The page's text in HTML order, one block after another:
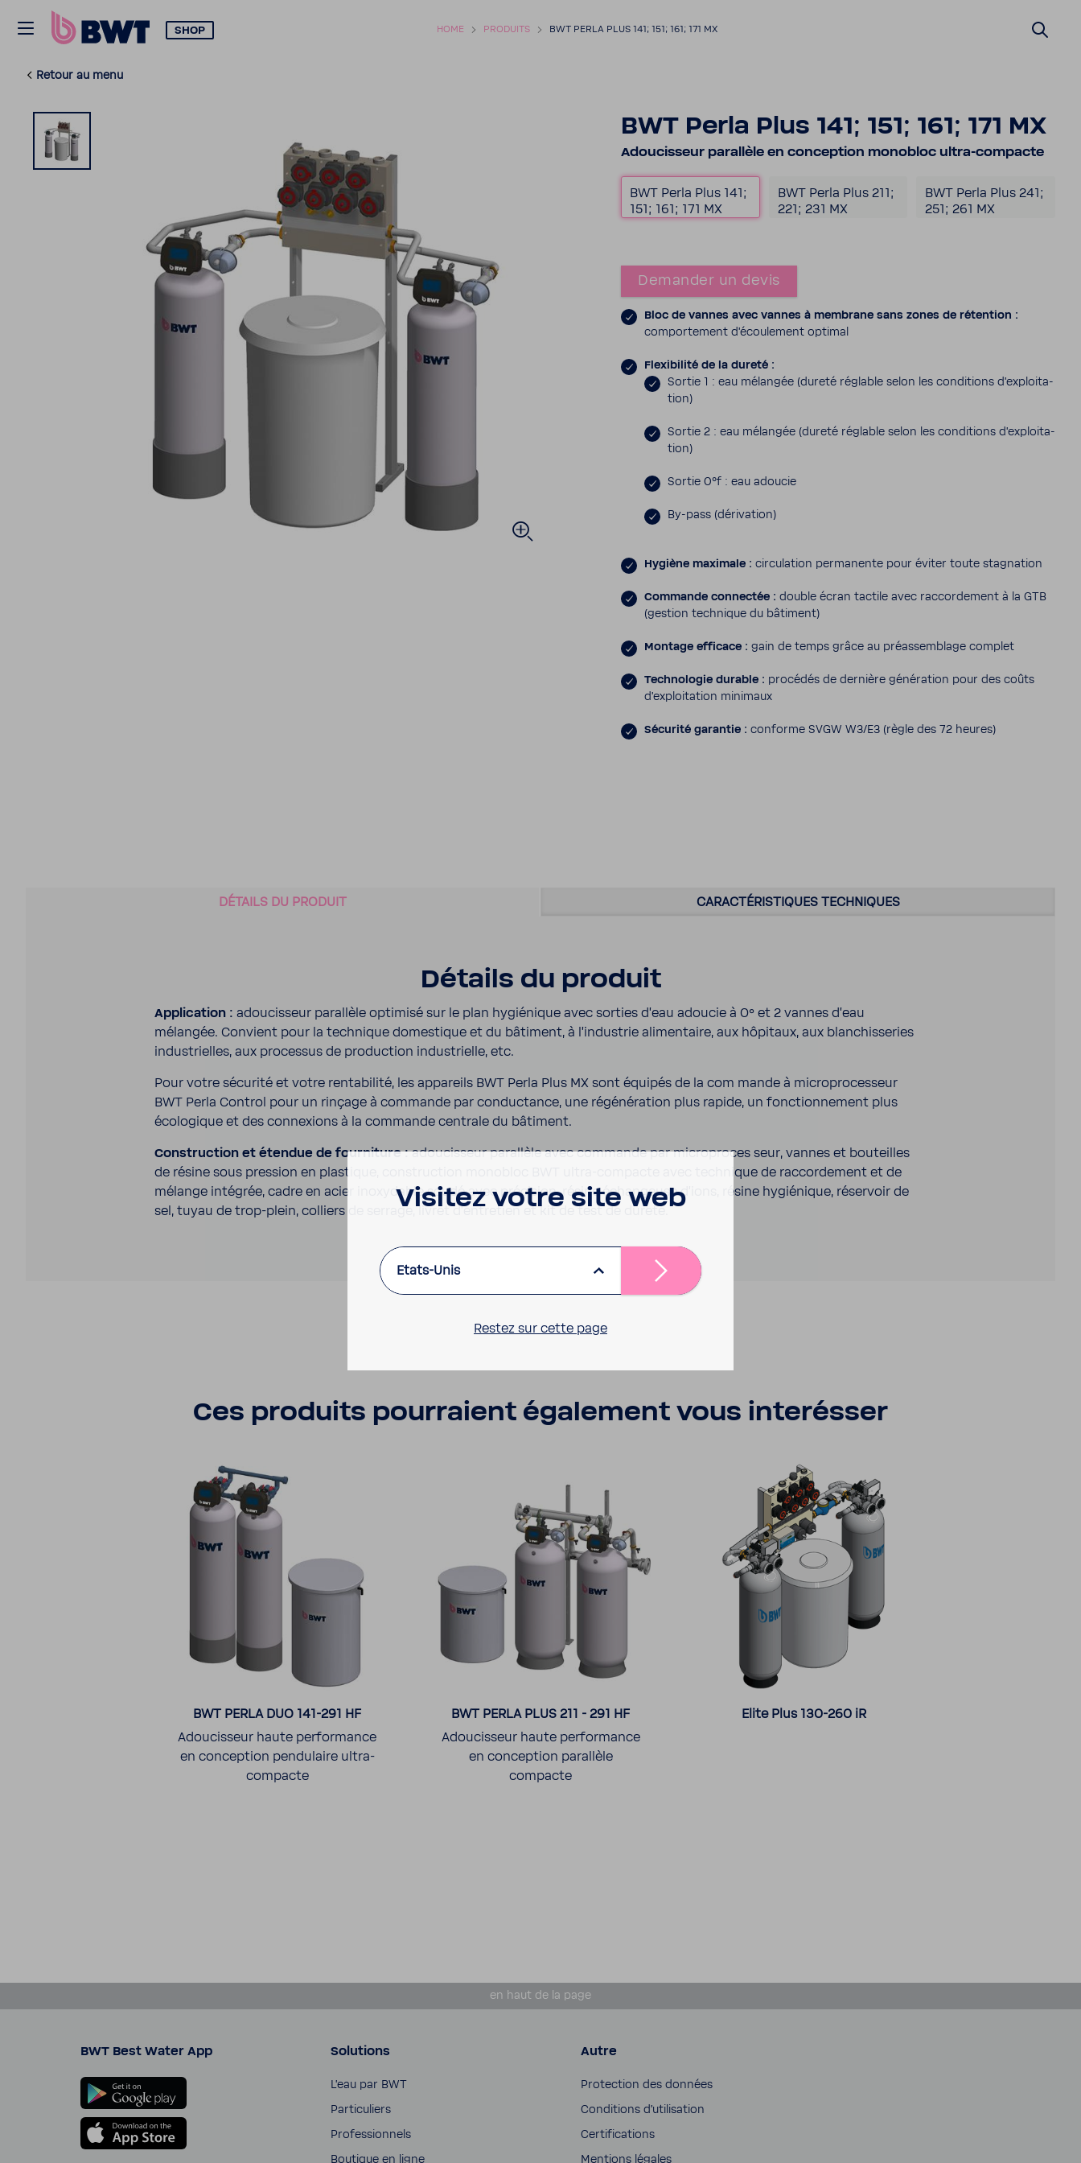
HOME PRODUITS BWT PERLA PLUS 141; 151; 161; 171 MX
SHOP
Retour au menu
BWT Perla Plus 141; 151; 161; 171 MX
Adou­cis­seur paral­lèle en concep­tion mono­bloc ultra-​compacte
BWT Perla Plus 141;
151; 161; 171 MX
BWT Perla Plus 211;
221; 231 MX
BWT Perla Plus 241;
251; 261 MX
Demander un devis
Bloc de vannes avec vannes à membrane sans zones de réten­tion :
compor­te­ment d’écou­le­ment optimal
Flexi­bi­lité de la dureté :
Sortie 1 : eau mélangée (dureté réglable selon les condi­tions d’ex­ploi­ta­
tion)
Sortie 2 : eau mélangée (dureté réglable selon les condi­tions d’ex­ploi­ta­
tion)
Sortie 0°f : eau adoucie
By-​pass (déri­va­tion)
Hygiène maxi­male : circu­la­tion perma­nente pour éviter toute stag­na­tion
Commande connectée : double écran tactile avec raccor­de­ment à la GTB
(gestion tech­nique du bâti­ment)
Montage effi­cace : gain de temps grâce au préas­sem­blage complet
Tech­no­logie durable : procédés de dernière géné­ra­tion pour des coûts
d’ex­ploi­ta­tion mini­maux
Sécu­rité garantie : conforme SVGW W3/E3 (règle des 72 heures)
DÉTAILS DU PRODUIT CARAC­TÉ­RIS­TIQUES TECH­NIQUES
Détails du produit
Appli­ca­tion : adou­cis­seur paral­lèle opti­misé sur le plan hygié­nique avec sorties d'eau adoucie à 0° et 2 vannes d'eau
mélangée. Convient pour la tech­nique domes­tique et du bâti­ment, à l'in­dus­trie alimen­taire, aux hôpi­taux, aux blan­chis­se­ries
indus­trielles, aux processus de produc­tion indus­trielle, etc.
Pour votre sécu­rité et votre renta­bi­lité, les appa­reils BWT Perla Plus MX sont équipés de la com mande à micro­pro­ces­seur
BWT Perla Control pour un rinçage à commande par conduc­tance, une régé­né­ra­tion plus rapide, un fonc­tion­ne­ment plus
écolo­gique et des connexions à la commande centrale du bâti­ment.
Construc­tion et étendue de four­ni­ture :adou­cis­seur paral­lèle avec commande par micro­proces seur, vannes et bouteilles
de résine sous pres­sion en plas­tique, construc­tion mono­bloc BWT ultra-​compacte avec tech­nique de raccor­de­ment et de
mélange inté­grée, cadre en acier inoxy­dable soudé avec préci­sion, résine échan­geuse d'ions, résine hygié­nique, réser­voir de
sel, tuyau de trop-​plein, colliers de serrage, livret d'en­tre­tien et kit de test de dureté.
Ces produits pour­raient égale­ment vous inter­ésser
BWT PERLA DUO 141-​291 HF
Adou­cis­seur haute perfor­mance
en concep­tion pendu­laire ultra-​
compacte
BWT PERLA PLUS 211 - 291 HF
Adou­cis­seur haute perfor­mance
en concep­tion paral­lèle
compacte
Elite Plus 130-​260 iR
en haut de la page
BWT Best Water App Solutions
L'eau par BWT
Parti­cu­liers
Profes­sion­nels
Boutique en ligne
Autre
Protec­tion des données
Condi­tions d'uti­li­sa­tion
Certi­fi­ca­tions
Mentions légales
Visitez votre site web
Etats-Unis
Restez sur cette page